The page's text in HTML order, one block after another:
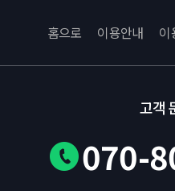
홈으로 이용안내 이
고객
070-